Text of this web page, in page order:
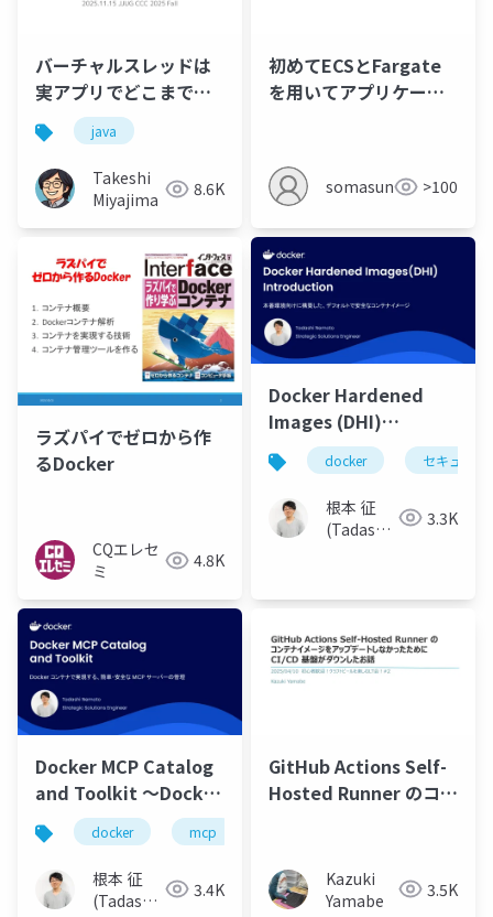
バーチャルスレッドは
実アプリでどこまで使
えるかjava
Takeshi
Miyajima
8.6K
初めてECSとFargate
を用いてアプリケーシ
somasun >100
ラズパイでゼロから作
るDocker
CQエレセ
ミ
4.8K
Docker Hardened
Images (DHI)
Introduction 〜本番環
境向けに構築した、デ
フォルトで安全なコン
テナイメージ〜
docker セキュリテ
根本 征
(Tadashi
3.3K
Docker MCP Catalog
and Toolkit 〜Docker
コンテナで実現する、
簡単・安全な MCP サー
バーの管理〜
docker mcp
根本 征
(Tadashi
3.4K
GitHub Actions Self-
Hosted Runner のコン
にCI/CD 基盤がダウン
したお話
Kazuki
Yamabe
3.5K